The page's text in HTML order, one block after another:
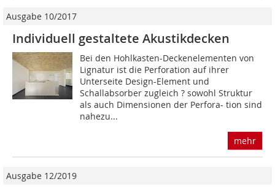
Ausgabe 10/2017
Individuell gestaltete Akustikdecken
Bei den Hohlkasten-Deckenelementen von
Lignatur ist die Perforation auf ihrer
Unterseite Design-Element und
Schallabsorber zugleich ? sowohl Struktur
als auch Dimensionen der Perfora- tion sind
nahezu...
mehr
Ausgabe 12/2019